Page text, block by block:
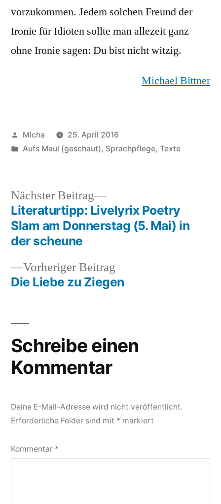
vorzukommen. Jedem solchen Freund der
Ironie für Idioten sollte man allezeit ganz
ohne Ironie sagen: Du bist nicht witzig.
Michael Bittner
Veröffentlicht
von
Micha
25. April 2016
Veröffentlicht
Aufs Maul (geschaut), Sprachpflege, Texte
Beitragsnavigation
Vorheriger Beitrag
Beitrag:
Die Liebe zu Ziegen
Nächster Beitrag
Nächster
Beitrag:
Literaturtipp: Livelyrix Poetry
Slam am Donnerstag (5. Mai) in
der scheune
Schreibe einen
Kommentar
Deine E-Mail-Adresse wird nicht veröffentlicht.
Erforderliche Felder sind mit * markiert
Kommentar *